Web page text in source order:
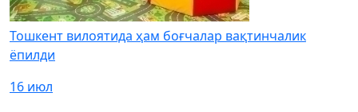
Тошкент вилоятида ҳам боғчалар вақтинчалик
ёпилди
16 июл